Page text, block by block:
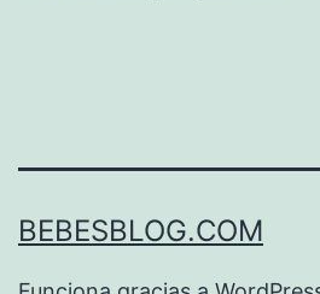
BEBESBLOG.COM